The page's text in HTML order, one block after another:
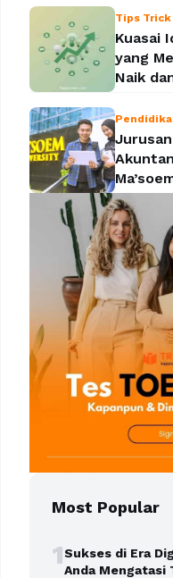
Tips Trick
Kuasai
yang
Naik
Profesi
Most Popular
1Sukses di Era
Anda Mengatasi